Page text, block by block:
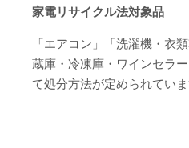
家電リサイクル法対象品
「エアコン」「洗濯機・衣
蔵庫・冷凍庫・ワインセラ
て処分方法が定められていま